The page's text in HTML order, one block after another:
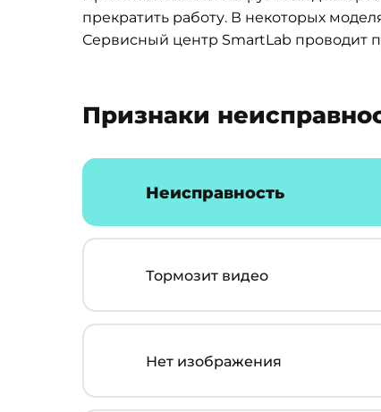
прекратить работу. В некоторых
Сервисный центр SmartLab проводит
Признаки
Неисправность
Тормозит видео
Нет изображения